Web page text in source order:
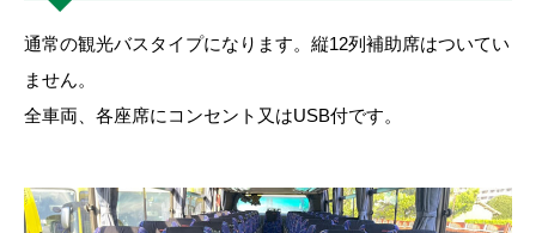
通常の観光バスタイプになります。縦12列補助席はついてい
ません。
全車両、各座席にコンセント又はUSB付です。